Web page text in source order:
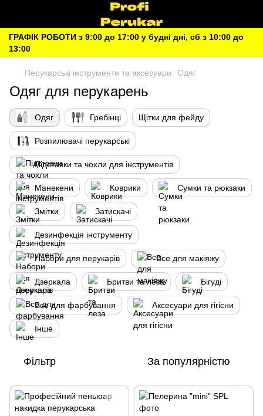
ГРАФІК РОБОТИ з 9:00 до 17:00 у будні дні, сб з 10:00 до
13:00
Перукарські інструменти та аксесуари Одяг
Одяг для перукарень
Одяг Гребінці Щітки для фейду
Розпилювачі перукарські
Підставки та чохли для інструментів
Манекени Коврики Сумки та рюкзаки
Змітки Затискачі
Дезинфекція інструменту
Набори для перукарів Все для макіяжу
Дзеркала Бритви та леза Бігуді
Все для фарбування Аксесуари для гігієни
Інше
Фільтр За популярністю